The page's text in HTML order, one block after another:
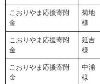
こおりやま応援寄附
金
菊
様
こおりやま応援寄附
金
延
様
こおりやま応援寄附
金
中
様